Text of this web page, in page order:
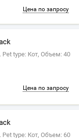
Цена по запросу
type: Кот, Объем: 40
Цена по запросу
type: Кот, Объем: 60